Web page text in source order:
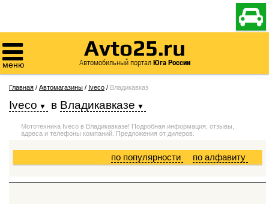


меню
Avto25.ru
Автомобильный порталЮга России
Главная / Автомагазины / Iveco / Владикавказ
Iveco в Владикавказе
Мототехника Iveco в Владикавказе! Подробная информация, отзывы,
адреса и телефоны компаний. Предложения от дилеров.
по алфавиту
по популярности